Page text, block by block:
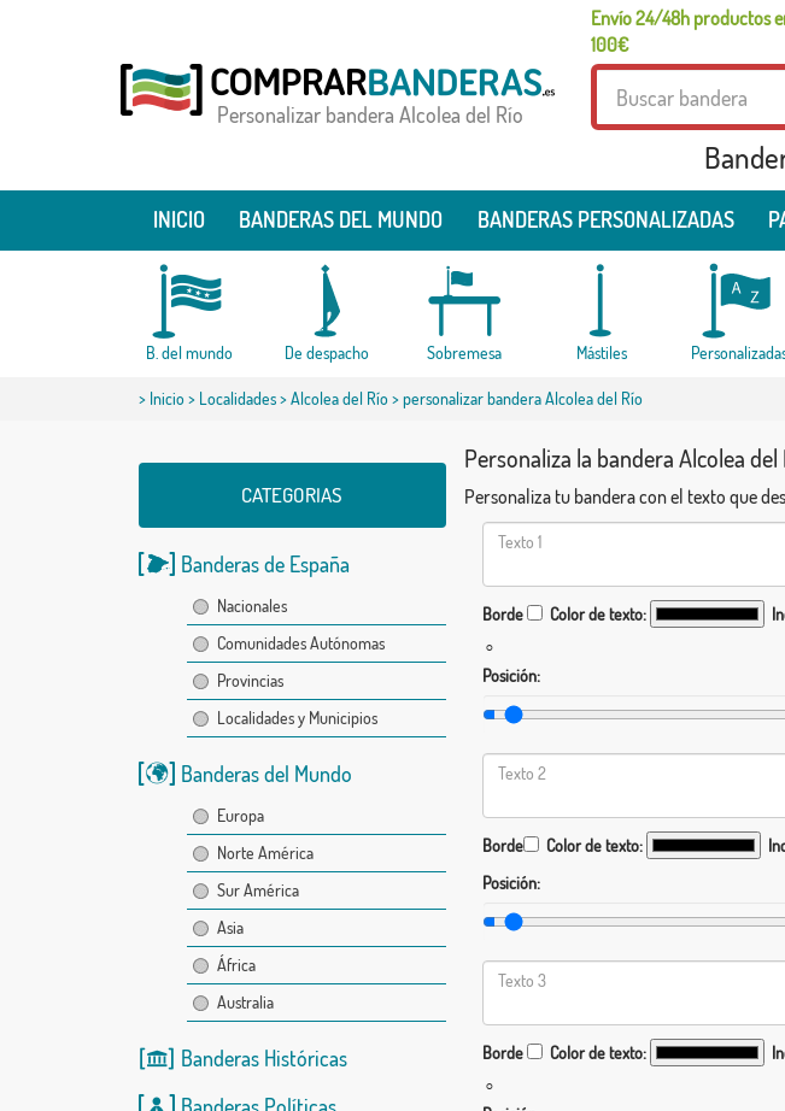
Envío 24/48h productos
100€
Personalizar bandera Alcolea del Río
INICIO BANDERAS DEL MUNDO BANDERAS PERSONALIZADAS
B. del mundo De despacho Sobremesa Mástiles
> Inicio> Localidades>Alcolea del Río> personalizar bandera Alcolea del Río
CATEGORIAS
Banderas de España
Nacionales
Comunidades Autónomas
Provincias
Localidades y Municipios
Banderas del Mundo
Europa
Norte América
Sur América
Asia
África
Australia
Banderas Históricas
Personaliza la bandera Alcolea del
Personaliza tu bandera con el texto que
Borde Color de texto:
°
Posición:
Borde Color de texto:
Posición:
Borde Color de texto:
°